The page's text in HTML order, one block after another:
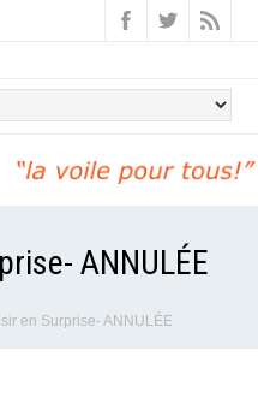
ANNULÉE
en Surprise- ANNULÉE